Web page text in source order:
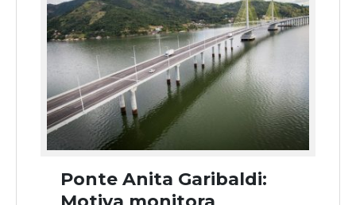
Ponte Anita Garibaldi: